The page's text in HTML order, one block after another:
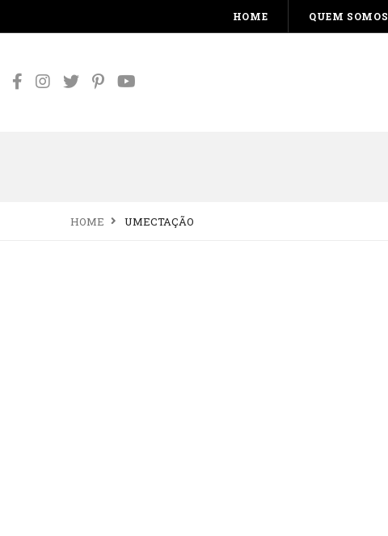
HOME QUEM SOMOS
HOME UMECTAÇÃO